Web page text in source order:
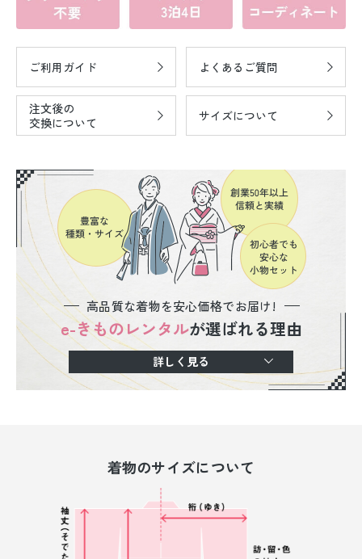
ご利用ガイド よくあるご質問
注文後の
交換について
サイズについて
高品質な着物を安心価格でお届け!
e-きものレンタルが選ばれる理由
詳しく見る
着物のサイズについて